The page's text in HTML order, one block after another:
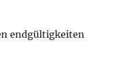
endgültigkeiten